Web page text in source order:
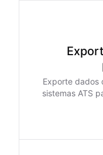
Exporte dados
sistemas ATS